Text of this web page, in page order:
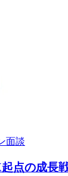
面談
起点の成長